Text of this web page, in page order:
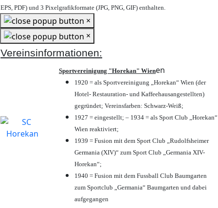
EPS, PDF) und 3 Pixelgrafikformate (JPG, PNG, GIF) enthalten.
×
×
Vereinsinformationen:
Sportvereinigung "Horekan" Wienen
1920 = als Sportvereinigung „Horekan“ Wien (der
Hotel- Restauration- und Kaffeehausangestellten)
gegründet; Vereinsfarben: Schwarz-Weiß;
1927 = eingestellt; – 1934 = als Sport Club „Horekan“
Wien reaktiviert;
1939 = Fusion mit dem Sport Club „Rudolfsheimer
Germania (XIV)“ zum Sport Club „Germania XIV-
Horekan“;
1940 = Fusion mit dem Fussball Club Baumgarten
zum Sportclub „Germania“ Baumgarten und dabei
aufgegangen